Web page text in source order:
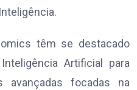
têm se destacado
Artificial para
avançadas focadas na